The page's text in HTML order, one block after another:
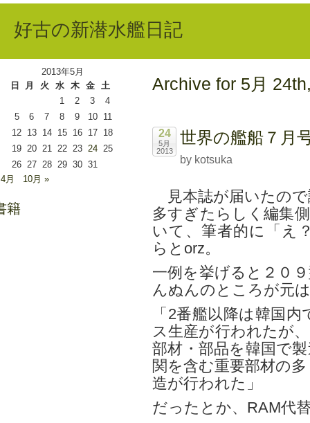
好古の新潜水艦日記
Archive for 5月
24
5月
2013
世界の艦船７月
by kotsuka
見本誌が届いたの
多すぎたらしく編集
いて、筆者的に「え
らとorz。
一例を挙げると２０
んぬんのところが元は
「2番艦以降は韓国
ス生産が行われたが
部材・部品を韓国で
関を含む重要部材の
造が行われた」
だったとか、RAM代
2013年5月
日
月 火 水 木 金
土
1
2 3
4
5
6 7 8 9 10
11
12 13 14 15 16 17
18
19 20 21 22 23 24 25
26 27 28 29 30 31
月
10月 »
籍